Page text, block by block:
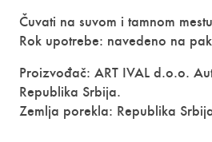
Čuvati na suvom i tamnom
Rok upotrebe: navedeno na
Proizvođač: ART IVAL d.o.o.
Republika Srbija.
Zemlja porekla: Republika